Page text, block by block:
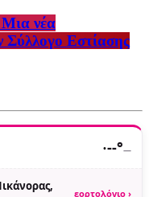
Μια νέα
Σύλλογο Εστίασης
·--°—
εορτολόγιο ›